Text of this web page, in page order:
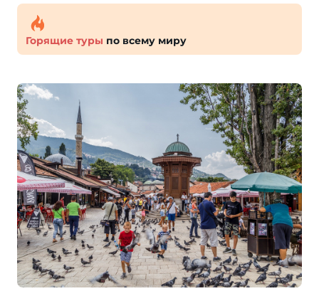
Горящие туры по всему миру